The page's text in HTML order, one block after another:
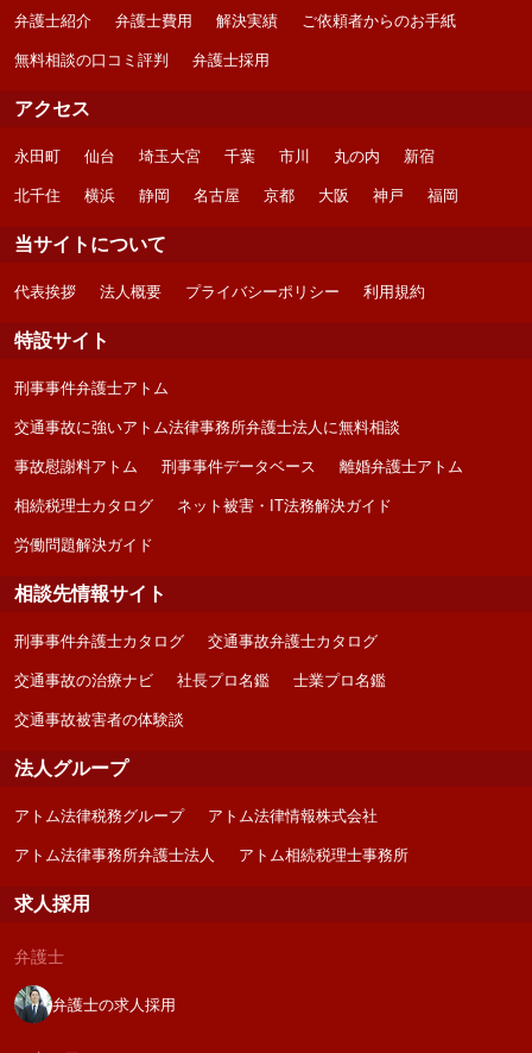
弁護士紹介 弁護士費用 解決実績 ご依頼者からのお手紙
無料相談の口コミ評判 弁護士採用
アクセス
永田町 仙台 埼玉大宮 千葉 市川 丸の内 新宿
北千住 横浜 静岡 名古屋 京都 大阪 神戸 福岡
当サイトについて
代表挨拶 法人概要 プライバシーポリシー 利用規約
特設サイト
刑事事件弁護士アトム
交通事故に強いアトム法律事務所弁護士法人に無料相談
事故慰謝料アトム 刑事事件データベース 離婚弁護士アトム
相続税理士カタログ ネット被害・IT法務解決ガイド
労働問題解決ガイド
相談先情報サイト
刑事事件弁護士カタログ 交通事故弁護士カタログ
交通事故の治療ナビ 社長プロ名鑑 士業プロ名鑑
交通事故被害者の体験談
法人グループ
アトム法律税務グループ アトム法律情報株式会社
アトム法律事務所弁護士法人 アトム相続税理士事務所
求人採用
弁護士
弁護士の求人採用